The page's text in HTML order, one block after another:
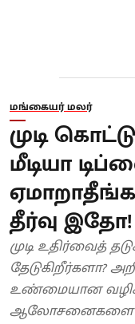
மங்கையர் மலர்
முடி
மீடியா
தீர்வு இதோ!
முடி உதிர்வைத்
தேடுகிறீர்களா?
உண்மையான
ஆலோசனைகளை